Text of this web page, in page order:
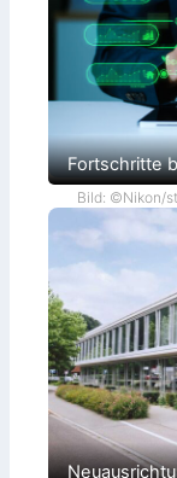
Fortschritte
Bild: ©Nikon/